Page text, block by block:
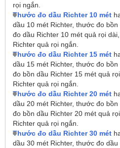
rọi ngắn.
Thước đo dầu Richter 10 mét
dầu 10 mét Richter, thước đo
đo dầu Richter 10 mét quả rọi
Richter quả rọi ngắn.
Thước đo dầu Richter 15 mét
dầu 15 mét Richter, thước đo
đo bồn dầu Richter 15 mét quả
Richter quả rọi ngắn.
Thước đo dầu Richter 20 mét
dầu 20 mét Richter, thước đo
đo bồn dầu Richter 20 mét quả
Richter quả rọi ngắn.
Thước đo dầu Richter 30 mét
dầu 30 mét Richter, thước đo